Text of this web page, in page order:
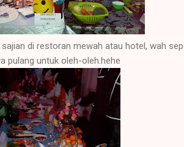
di restoran mewah atau hotel, wah
pulang untuk oleh-oleh.hehe